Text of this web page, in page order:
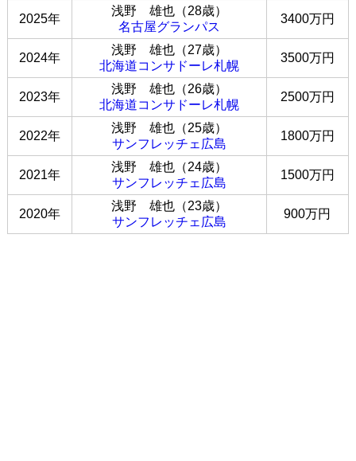
2025年
浅野 雄也（28歳）
名古屋グランパス
3400万円
2024年
浅野 雄也（27歳）
北海道コンサドーレ札幌
3500万円
2023年
浅野 雄也（26歳）
北海道コンサドーレ札幌
2500万円
2022年
浅野 雄也（25歳）
サンフレッチェ広島
1800万円
2021年
浅野 雄也（24歳）
サンフレッチェ広島
1500万円
2020年
浅野 雄也（23歳）
サンフレッチェ広島
900万円